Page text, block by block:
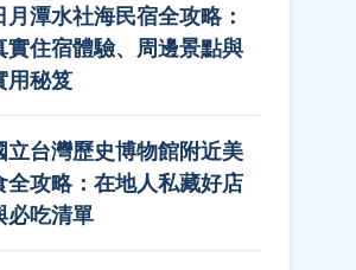
月潭水社海民宿全攻略：
實住宿體驗、周邊景點與
用秘笈
立台灣歷史博物館附近美
全攻略：在地人私藏好店
必吃清單